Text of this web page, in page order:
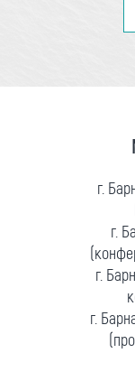
г.
г.
г.
г.